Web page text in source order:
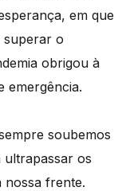
em que
superar o
obrigou à
emergência.
soubemos
os
nossa frente.